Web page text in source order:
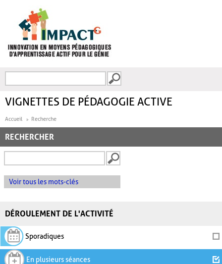
FORMULAIRE DE
VIGNETTES DE PÉDAGOGIE ACTIVE
Accueil Recherche
RECHERCHER
Voir tous les mots-clés
DÉROULEMENT DE L'ACTIVITÉ
Sporadiques
En plusieurs séances